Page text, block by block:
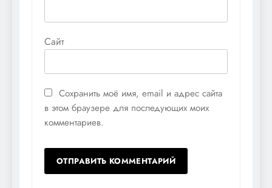
Сайт
Сохранить моё имя, email и адрес сайта
в этом браузере для последующих моих
комментариев.